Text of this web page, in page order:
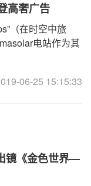
高奢广告
（在时空中旅
电站作为其
06-25 15:15:33
镜《金色世界—